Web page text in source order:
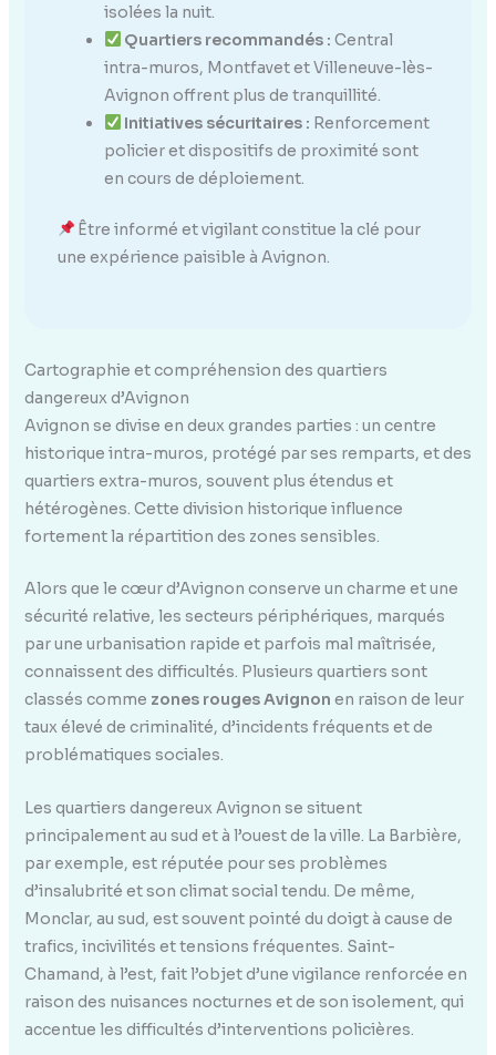
isolées la nuit.
Quartiers recommandés : Central
intra-muros, Montfavet et Villeneuve-lès-
Avignon offrent plus de tranquillité.
Initiatives sécuritaires : Renforcement
policier et dispositifs de proximité sont
en cours de déploiement.
Être informé et vigilant constitue la clé pour
une expérience paisible à Avignon.
Cartographie et compréhension des quartiers
dangereux d’Avignon
Avignon se divise en deux grandes parties : un centre
historique intra-muros, protégé par ses remparts, et des
quartiers extra-muros, souvent plus étendus et
hétérogènes. Cette division historique influence
fortement la répartition des zones sensibles.
Alors que le cœur d’Avignon conserve un charme et une
sécurité relative, les secteurs périphériques, marqués
par une urbanisation rapide et parfois mal maîtrisée,
connaissent des difficultés. Plusieurs quartiers sont
classés comme zones rouges Avignon en raison de leur
taux élevé de criminalité, d’incidents fréquents et de
problématiques sociales.
Les quartiers dangereux Avignon se situent
principalement au sud et à l’ouest de la ville. La Barbière,
par exemple, est réputée pour ses problèmes
d’insalubrité et son climat social tendu. De même,
Monclar, au sud, est souvent pointé du doigt à cause de
trafics, incivilités et tensions fréquentes. Saint-
Chamand, à l’est, fait l’objet d’une vigilance renforcée en
raison des nuisances nocturnes et de son isolement, qui
accentue les difficultés d’interventions policières.